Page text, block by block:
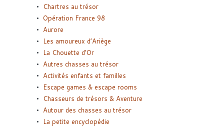
Chartres au trésor
Opération France 98
Aurore
Les amoureux d’Ariège
La Chouette d’Or
Autres chasses au trésor
Activités enfants et familles
Escape games & escape rooms
Chasseurs de trésors & Aventure
Autour des chasses au trésor
La petite encyclopédie